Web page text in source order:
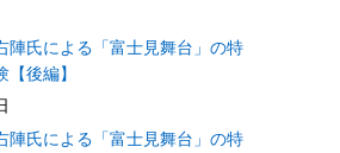
陣氏による「富士見舞台」の特
後編】
陣氏による「富士見舞台」の特